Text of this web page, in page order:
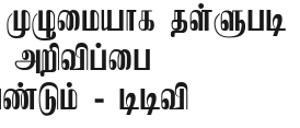
தள்ளுபடி
- டிடிவி